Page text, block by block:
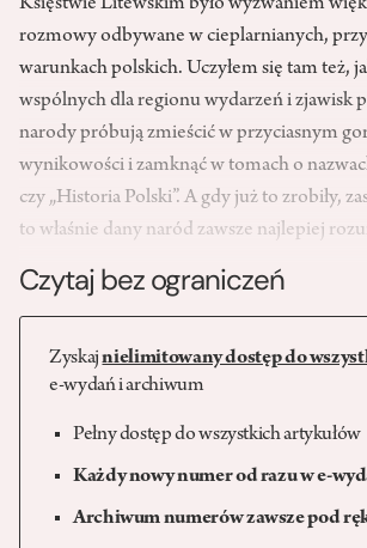
Księstwie Litewskim było wyzwaniem
rozmowy odbywane w cieplarnianych,
warunkach polskich. Uczyłem się tam też,
wspólnych dla regionu wydarzeń i zjawisk
narody próbują zmieścić w przyciasnym
wynikowości i zamknąć w tomach o
czy „Historia Polski”. A gdy już to zrobiły,
to właśnie dany naród zawsze najlepiej
Czytaj bez ograniczeń
Zyskajnielimitowany dostęp do
e-wydań i archiwum
Pełny dostęp do wszystkich artykułów
Każdy nowy numer od razu w e-
Archiwum numerów zawsze pod